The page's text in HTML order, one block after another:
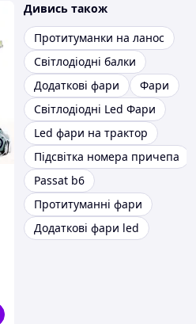
Дивись також
Протитуманки на ланос
Світлодіодні балки
Додаткові фари
Фари
Світлодіодні Led Фари
Led фари на трактор
Підсвітка номера причепа
Passat b6
Протитуманні фари
Додаткові фари led